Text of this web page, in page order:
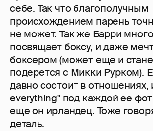
себе. Так что благополучным
происхождением парень
не может. Так же Барри
посвящает боксу, и даже
боксером (может еще и
подерется с Микки Рурком).
давно состоит в отношениях,
everything" под каждой ее
еще он ирландец. Тоже
деталь.